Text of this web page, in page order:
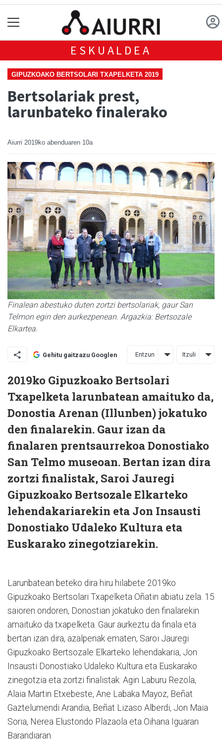
ESKUALDEA
GIPUZKOAKO BERTSOLARI TXAPELKETA 2019
Bertsolariak prest,
larunbateko finalerako
Aiurri 2019ko abenduaren 10a
Finalean abestuko duten zortzi bertsolariak, gaur San
Telmon egin den aurkezpenean. Argazkia: Bertsozale
Elkartea.
Gehitu gaitzazu Googlen Entzun Itzuli
2019ko Gipuzkoako Bertsolari
Txapelketa larunbatean amaituko da,
Donostia Arenan (Illunben) jokatuko
den finalarekin. Gaur izan da
finalaren prentsaurrekoa Donostiako
San Telmo museoan. Bertan izan dira
zortzi finalistak, Saroi Jauregi
Gipuzkoako Bertsozale Elkarteko
lehendakariarekin eta Jon Insausti
Donostiako Udaleko Kultura eta
Euskarako zinegotziarekin.
Larunbatean beteko dira hiru hilabete 2019ko
Gipuzkoako Bertsolari Txapelketa Oñatin abiatu zela. 15
saioren ondoren, Donostian jokatuko den finalarekin
amaituko da txapelketa. Gaur aurkeztu da finala eta
bertan izan dira, azalpenak ematen, Saroi Jauregi
Gipuzkoako Bertsozale Elkarteko lehendakaria, Jon
Insausti Donostiako Udaleko Kultura eta Euskarako
zinegotzia eta zortzi finalistak: Agin Laburu Rezola,
Alaia Martin Etxebeste, Ane Labaka Mayoz, Beñat
Gaztelumendi Arandia, Beñat Lizaso Alberdi, Jon Maia
Soria, Nerea Elustondo Plazaola eta Oihana Iguaran
Barandiaran.